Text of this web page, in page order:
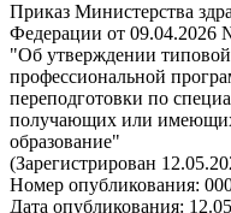
Приказ Министерства
Федерации от 09.04.2026
"Об утверждении
профессиональной
переподготовки по
получающих или имеющих
образование"
(Зарегистрирован
Номер опубликования:
Дата опубликования: